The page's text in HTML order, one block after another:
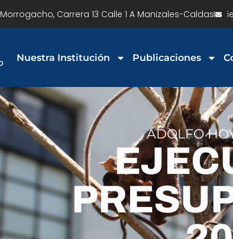
Morrogacho, Carrera 13 Calle 1 A Manizales-Caldas
Nuestra Institución Publicaciones
ADOLFO